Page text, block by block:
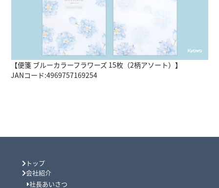
【便箋 ブルーカラーフラワーズ 15枚（2柄アソート）】
JANコード:4969757169254
トップ
会社紹介
社長あいさつ